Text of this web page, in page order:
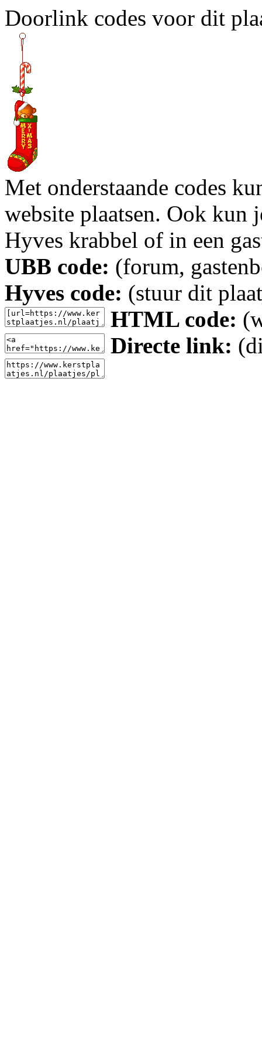
Doorlink codes voor dit
Met onderstaande codes
website plaatsen. Ook kun
Hyves krabbel of in een
UBB code: (forum,
Hyves code: (stuur dit
HTML code:
Directe link: